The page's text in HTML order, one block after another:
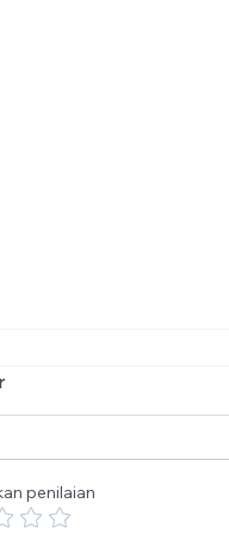
berlibur!
penilaian